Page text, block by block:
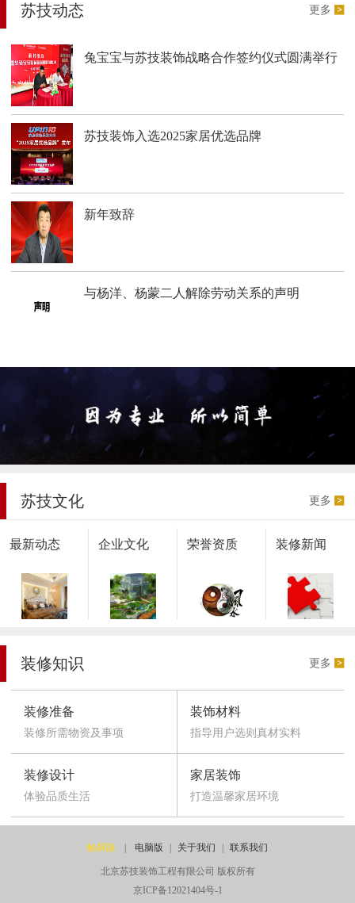
苏技动态 更多
兔宝宝与苏技装饰战略合作签约仪式圆满举行
苏技装饰入选2025家居优选品牌
新年致辞
与杨洋、杨蒙二人解除劳动关系的声明
苏技文化 更多
最新动态 企业文化 荣誉资质 装修新闻
装修知识 更多
装修准备
装修所需物资及事项
装饰材料
指导用户选则真材实料
装修设计
体验品质生活
家居装饰
打造温馨家居环境
触屏版 电脑版 关于我们 联系我们
北京苏技装饰工程有限公司 版权所有
京ICP备12021404号-1